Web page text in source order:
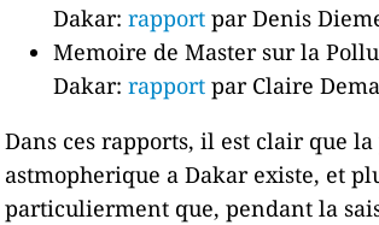
Dakar:rapport par Denis
Memoire de Master sur la
Dakar:rapport par Claire
Dans ces rapports, il est clair que
astmopherique a Dakar existe, et
particulierment que, pendant la